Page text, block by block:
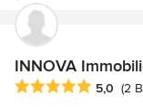
INNOVA
Durchschnittliche
5,0 (2